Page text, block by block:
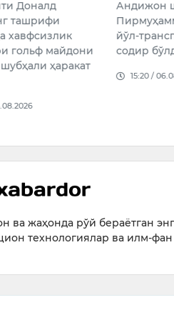
Доналд
ташрифи
хавфсизлик
гольф майдони
ҳаракат
Андижон
йўл-
содир
15:20 /
ва жаҳонда рўй бераётган
технологиялар ва илм-